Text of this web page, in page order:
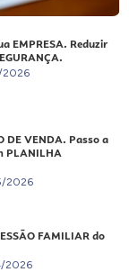
EMPRESA. Reduzir
2026
DE VENDA. Passo a
PLANILHA
2026
FAMILIAR do
2026